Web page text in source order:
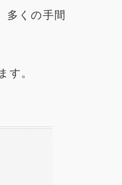
多くの手間
す。